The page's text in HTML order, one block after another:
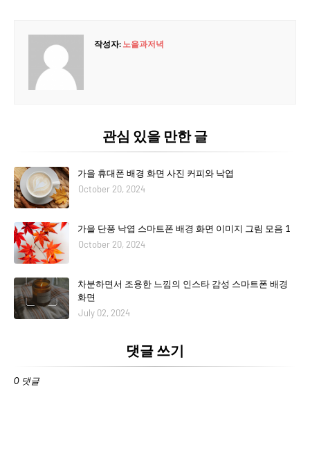
작성자: 노을과저녁
관심 있을 만한 글
가을 휴대폰 배경 화면 사진 커피와 낙엽
October 20, 2024
가을 단풍 낙엽 스마트폰 배경 화면 이미지 그림 모음 1
October 20, 2024
차분하면서 조용한 느낌의 인스타 감성 스마트폰 배경
화면
July 02, 2024
댓글 쓰기
0 댓글